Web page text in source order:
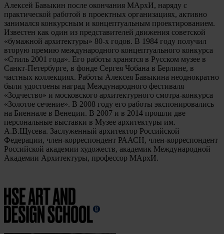
Алексей Бавыкин после окончания МАрхИ, наряду с
практической работой в проектных организациях, активно
занимался конкурсным и концептуальным проектированием.
Известен как один из представителей движения советской
«бумажной архитектуры» 80-х годов. В 1984 году получил
вторую премию международного концептуального конкурса
«Стиль 2001 года». Его работы хранятся в Русском музее в
Санкт-Петербурге, в фонде Сергея Чобана в Берлине, в
частных коллекциях. Работы Алексея Бавыкина неоднократно
были удостоены наград Международного фестиваля
«Зодчество» и московского архитектурного смотра-конкурса
«Золотое сечение». В 2008 году его работы экспонировались
на Биеннале в Венеции. В 2007 и в 2014 прошли две
персональные выставки в Музее архитектуры им.
А.В.Щусева. Заслуженный архитектор Российской
Федерации, член-корреспондент РААСН, член-корреспондент
Российской академии художеств, академик Международной
Академии Архитектуры, профессор МАрхИ.